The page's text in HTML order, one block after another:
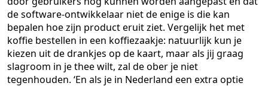
de software-ontwikkelaar niet de enige is die kan
bepalen hoe zijn product eruit ziet. Vergelijk het met
koffie bestellen in een koffiezaakje: natuurlijk kun je
kiezen uit de drankjes op de kaart, maar als jij graag
slagroom in je thee wilt, zal de ober je niet
tegenhouden. ‘En als je in Nederland een extra optie